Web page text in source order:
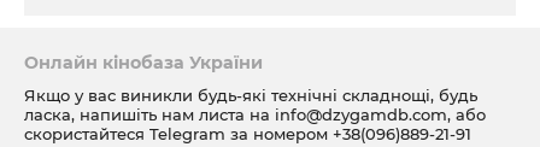
Онлайн кінобаза України
Якщо у вас виникли будь-які технічні складнощі, будь
ласка, напишіть нам листа на info@dzygamdb.com, або
скористайтеся Telegram за номером +38(096)889-21-91